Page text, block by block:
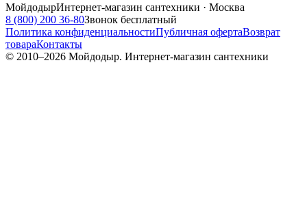
МойдодырИнтернет-магазин сантехники · Москва
8 (800) 200 36-80Звонок бесплатный
Политика конфиденциальностиПубличная офертаВозврат
товараКонтакты
© 2010–2026 Мойдодыр. Интернет-магазин сантехники